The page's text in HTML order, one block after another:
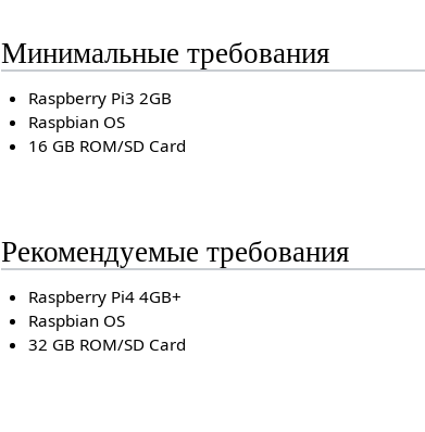
Минимальные требования
Raspberry Pi3 2GB
Raspbian OS
16 GB ROM/SD Card
Рекомендуемые требования
Raspberry Pi4 4GB+
Raspbian OS
32 GB ROM/SD Card